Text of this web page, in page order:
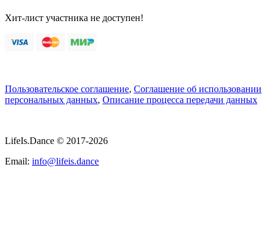
Хит-лист участника не доступен!
Пользовательское соглашение, Соглашение об использовании
персональных данных, Описание процесса передачи данных
LifeIs.Dance © 2017-2026
Email: info@lifeis.dance